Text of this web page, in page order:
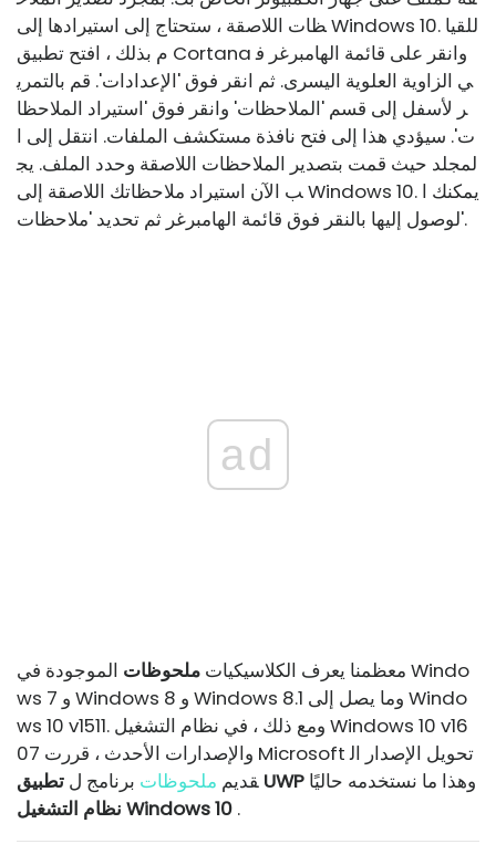
ظات اللاصقة ، ستحتاج إلى استيرادها إلى Windows 10. للقيا
م بذلك ، افتح تطبيق Cortana وانقر على قائمة الهامبرغر ف
ي الزاوية العلوية اليسرى. ثم انقر فوق 'الإعدادات'. قم بالتمري
ر لأسفل إلى قسم 'الملاحظات' وانقر فوق 'استيراد الملاحظا
ت'. سيؤدي هذا إلى فتح نافذة مستكشف الملفات. انتقل إلى ا
لمجلد حيث قمت بتصدير الملاحظات اللاصقة وحدد الملف. يج
ب الآن استيراد ملاحظاتك اللاصقة إلى Windows 10. يمكنك ا
لوصول إليها بالنقر فوق قائمة الهامبرغر ثم تحديد 'ملاحظات'.
ad
معظمنا يعرف الكلاسيكيات ملحوظات الموجودة في Windo
ws 7 و Windows 8 و Windows 8.1 وما يصل إلى Windo
ws 10 v1511. ومع ذلك ، في نظام التشغيل Windows 10 v16
07 والإصدارات الأحدث ، قررت Microsoft تحويل الإصدار ال
قديم ملحوظات برنامج ل تطبيق UWP وهذا ما نستخدمه حاليًا
نظام التشغيل Windows 10 .